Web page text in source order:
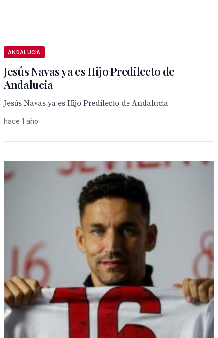
ANDALUCÍA
Jesús Navas ya es Hijo Predilecto de
Andalucia
Jesús Navas ya es Hijo Predilecto de Andalucia
hace 1 año